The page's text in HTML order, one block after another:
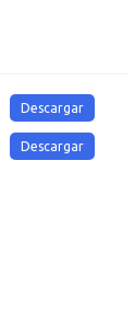
Descargar
Descargar